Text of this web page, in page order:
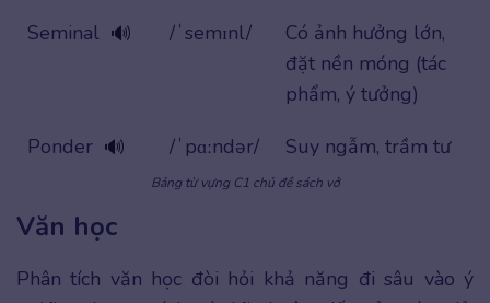
Seminal 🔊 /ˈsemɪnl/
Có ảnh hưởng lớn,
đặt nền móng (tác
phẩm, ý tưởng)
Ponder 🔊 /ˈpɑːndər/ Suy ngẫm, trầm tư
Bảng từ vựng C1 chủ đề sách vở
Văn học
Phân tích văn học đòi hỏi khả năng đi sâu vào ý